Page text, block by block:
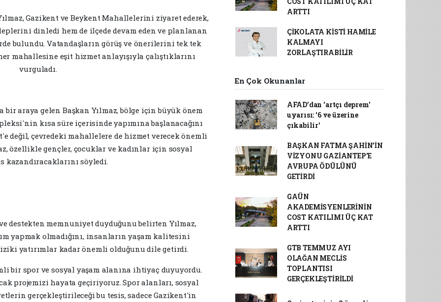
Gazikent ve Beykent Mahallelerini ziyaret ederek,
dinledi hem de ilçede devam eden ve planlanan
bulundu. Vatandaşların görüş ve önerilerini tek tek
mahallesine eşit hizmet anlayışıyla çalıştıklarını
vurguladı.
araya gelen Başkan Yılmaz, bölge için büyük önem
kısa süre içerisinde yapımına başlanacağını
değil, çevredeki mahallelere de hizmet verecek önemli
özellikle gençler, çocuklar ve kadınlar için sosyal
kazandıracaklarını söyledi.
memnuniyet duyduğunu belirten Yılmaz,
yapmak olmadığını, insanların yaşam kalitesini
yatırımlar kadar önemli olduğunu dile getirdi.
bir spor ve sosyal yaşam alanına ihtiyaç duyuyordu.
projemizi hayata geçiriyoruz. Spor alanları, sosyal
gerçekleştirileceği bu tesis, sadece Gazikent'in
ARTTI
ÇİKOLATA KİSTİ HAMİLE
KALMAYI
ZORLAŞTIRABİLİR
En Çok Okunanlar
AFAD’dan 'artçı deprem'
uyarısı: '6 ve üzerine
çıkabilir'
BAŞKAN FATMA ŞAHİN’İN
VİZYONU GAZİANTEP’E
AVRUPA ÖDÜLÜNÜ
GETİRDİ
GAÜN
AKADEMİSYENLERİNİN
COST KATILIMI ÜÇ KAT
ARTTI
GTB TEMMUZ AYI
OLAĞAN MECLİS
TOPLANTISI
GERÇEKLEŞTİRİLDİ